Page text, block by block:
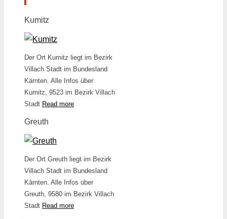
Kumitz
Der Ort Kumitz liegt im Bezirk
Villach Stadt im Bundesland
Kärnten. Alle Infos über
Kumitz, 9523 im Bezirk Villach
Stadt Read more
Greuth
Der Ort Greuth liegt im Bezirk
Villach Stadt im Bundesland
Kärnten. Alle Infos über
Greuth, 9580 im Bezirk Villach
Stadt Read more